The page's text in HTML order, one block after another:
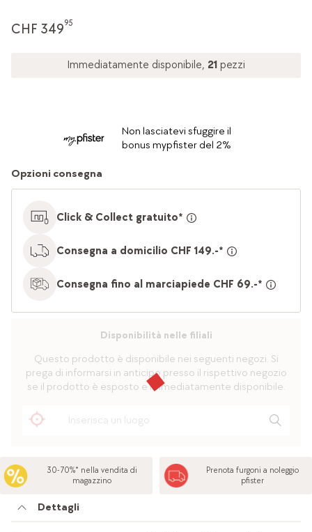
CHF 34995
Immediatamente disponibile, 21 pezzi
Non lasciatevi sfuggire il
bonus mypfister del 2%
Opzioni consegna
Click & Collect gratuito*
Consegna a domicilio CHF 149.-*
Consegna fino al marciapiede CHF 69.-*
Disponibilità nelle filiali
Questo prodotto è disponibile nei seguenti negozi. Si
prega di informarsi in anticipo presso il rispettivo negozio
se il prodotto è esposto e immediatamente disponibile.
30-70%* nella vendita di
magazzino
Prenota furgoni a noleggio
pfister
Dettagli